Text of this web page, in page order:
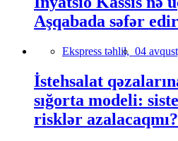
Aşqabada səfər
Ekspress təhlil, 04
İstehsalat
sığorta modeli:
risklər azalacaqmı?